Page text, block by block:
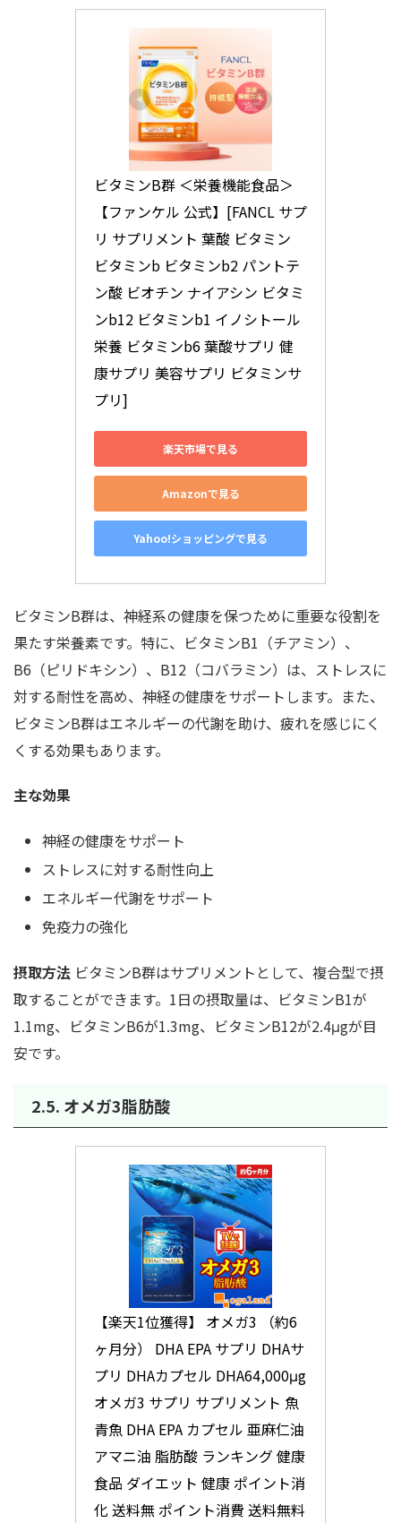
ビタミンB群 ＜栄養機能食品＞
【ファンケル 公式】[FANCL サプ
リ サプリメント 葉酸 ビタミン
ビタミンb ビタミンb2 パントテ
ン酸 ビオチン ナイアシン ビタミ
ンb12 ビタミンb1 イノシトール
栄養 ビタミンb6 葉酸サプリ 健
康サプリ 美容サプリ ビタミンサ
プリ]
楽天市場で見る
Amazonで見る
Yahoo!ショッピングで見る
ビタミンB群は、神経系の健康を保つために重要な役割を
果たす栄養素です。特に、ビタミンB1（チアミン）、
B6（ピリドキシン）、B12（コバラミン）は、ストレスに
対する耐性を高め、神経の健康をサポートします。また、
ビタミンB群はエネルギーの代謝を助け、疲れを感じにく
くする効果もあります。
主な効果
神経の健康をサポート
ストレスに対する耐性向上
エネルギー代謝をサポート
免疫力の強化
摂取方法 ビタミンB群はサプリメントとして、複合型で摂
取することができます。1日の摂取量は、ビタミンB1が
1.1mg、ビタミンB6が1.3mg、ビタミンB12が2.4μgが目
安です。
2.5. オメガ3脂肪酸
【楽天1位獲得】 オメガ3 （約6
ヶ月分） DHA EPA サプリ DHAサ
プリ DHAカプセル DHA64,000μg
オメガ3 サプリ サプリメント 魚
青魚 DHA EPA カプセル 亜麻仁油
アマニ油 脂肪酸 ランキング 健康
食品 ダイエット 健康 ポイント消
化 送料無 ポイント消費 送料無料